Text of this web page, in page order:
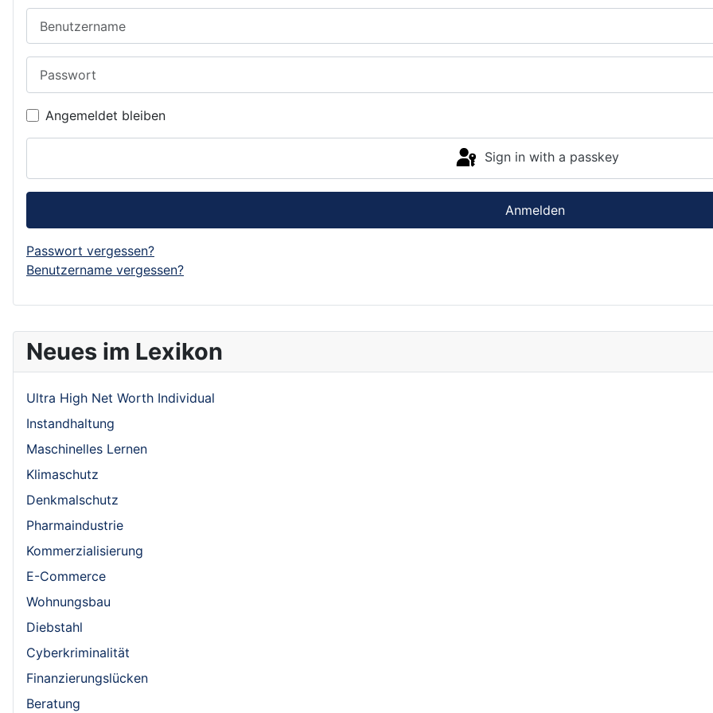
Neues im Lexikon
Ultra High Net Worth Individual
Instandhaltung
Maschinelles Lernen
Klimaschutz
Denkmalschutz
Pharmaindustrie
Kommerzialisierung
E-Commerce
Wohnungsbau
Diebstahl
Cyberkriminalität
Finanzierungslücken
Beratung
Angemeldet bleiben
Sign in with a passkey
Anmelden
Passwort vergessen?
Benutzername vergessen?